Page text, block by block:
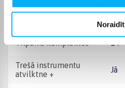
Noraidīt
Tilpums komplektos 14
Trešā instrumentu
atvilktne +
Jā